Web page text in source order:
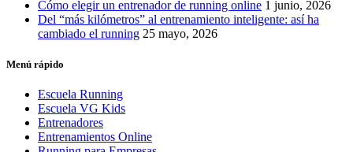
Cómo elegir un entrenador de running online 1 junio, 2026
Del “más kilómetros” al entrenamiento inteligente: así ha
cambiado el running 25 mayo, 2026
Menú rápido
Escuela Running
Escuela VG Kids
Entrenadores
Entrenamientos Online